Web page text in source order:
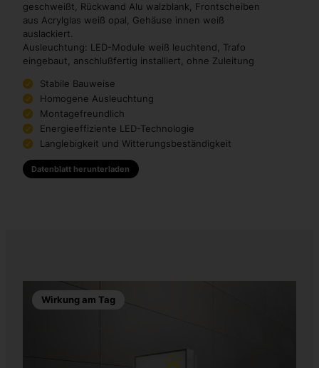
geschweißt, Rückwand Alu walzblank, Frontscheiben
aus Acrylglas weiß opal, Gehäuse innen weiß
auslackiert.
Ausleuchtung: LED-Module weiß leuchtend, Trafo
eingebaut, anschlußfertig installiert, ohne Zuleitung
Stabile Bauweise
Homogene Ausleuchtung
Montagefreundlich
Energieeffiziente LED-Technologie
Langlebigkeit und Witterungsbeständigkeit
Datenblatt herunterladen
Wirkung am Tag